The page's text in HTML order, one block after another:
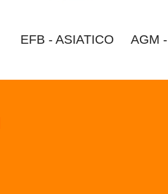
EFB - ASIATICO AGM